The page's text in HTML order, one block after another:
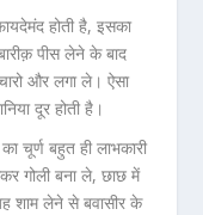
होती है, इसका
पीस लेने के बाद
और लगा ले। ऐसा
दूर होती है।
चूर्ण बहुत ही लाभकारी
गोली बना ले, छाछ में
शाम लेने से बवासीर के